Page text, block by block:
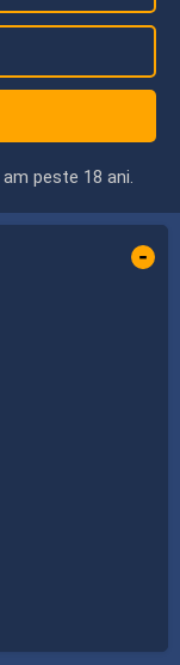
peste 18 ani.
-